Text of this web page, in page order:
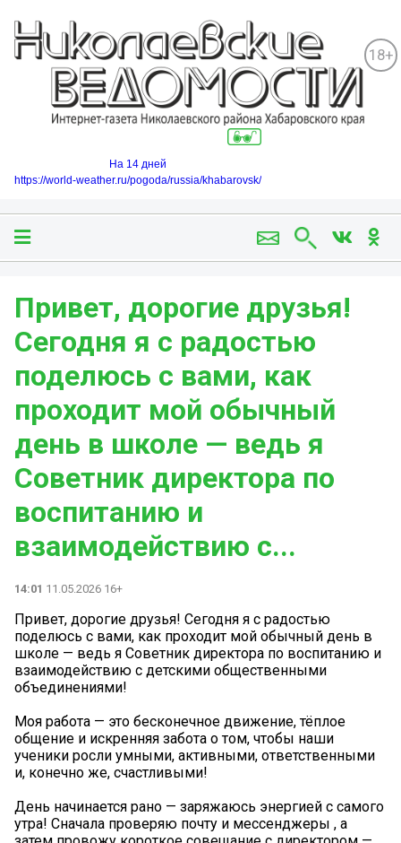
18+
На 14 дней
https://world-weather.ru/pogoda/russia/khabarovsk/
Привет, дорогие друзья!
Сегодня я с радостью
поделюсь с вами, как
проходит мой обычный
день в школе — ведь я
Советник директора по
воспитанию и
взаимодействию с...
14:01 11.05.2026 16+
Привет, дорогие друзья! Сегодня я с радостью
поделюсь с вами, как проходит мой обычный день в
школе — ведь я Советник директора по воспитанию и
взаимодействию с детскими общественными
объединениями!
Моя работа — это бесконечное движение, тёплое
общение и искренняя забота о том, чтобы наши
ученики росли умными, активными, ответственными
и, конечно же, счастливыми!
День начинается рано — заряжаюсь энергией с самого
утра! Сначала проверяю почту и мессенджеры , а